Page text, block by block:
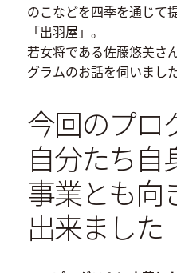
のこなどを四季を通じて
「出羽屋」。
若女将である佐藤悠美さ
グラムのお話を伺いました
今回のプロ
自分たち自
事業とも向
出来ました